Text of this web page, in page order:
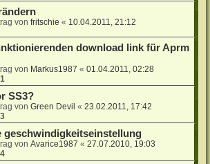
vonfritschie « 10.04.2011, 21:12
download link für Aprm
von Markus1987 «01.04.2011, 02:28
1
SS3?
vonGreen Devil «23.02.2011, 17:42
3
geschwindigkeitseinstellung
vonAvarice1987 «27.07.2010, 19:03
4